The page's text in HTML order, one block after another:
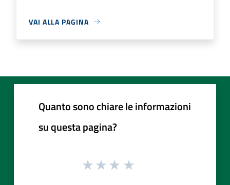
VAI ALLA PAGINA
Quanto sono chiare le informazioni
su questa pagina?